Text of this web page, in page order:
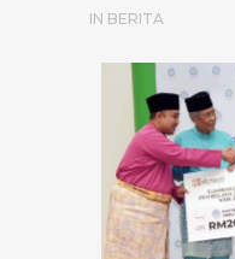
IN BERITA